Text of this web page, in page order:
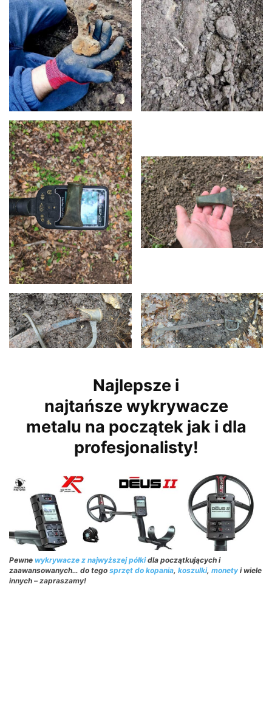
Najlepsze i
najtańsze wykrywacze
metalu na początek jak i dla
profesjonalisty!
Pewne wykrywacze z najwyższej półkidla początkujących i
zaawansowanych… do tego sprzęt do kopania, koszulki, monety i wiele
innych – zapraszamy!